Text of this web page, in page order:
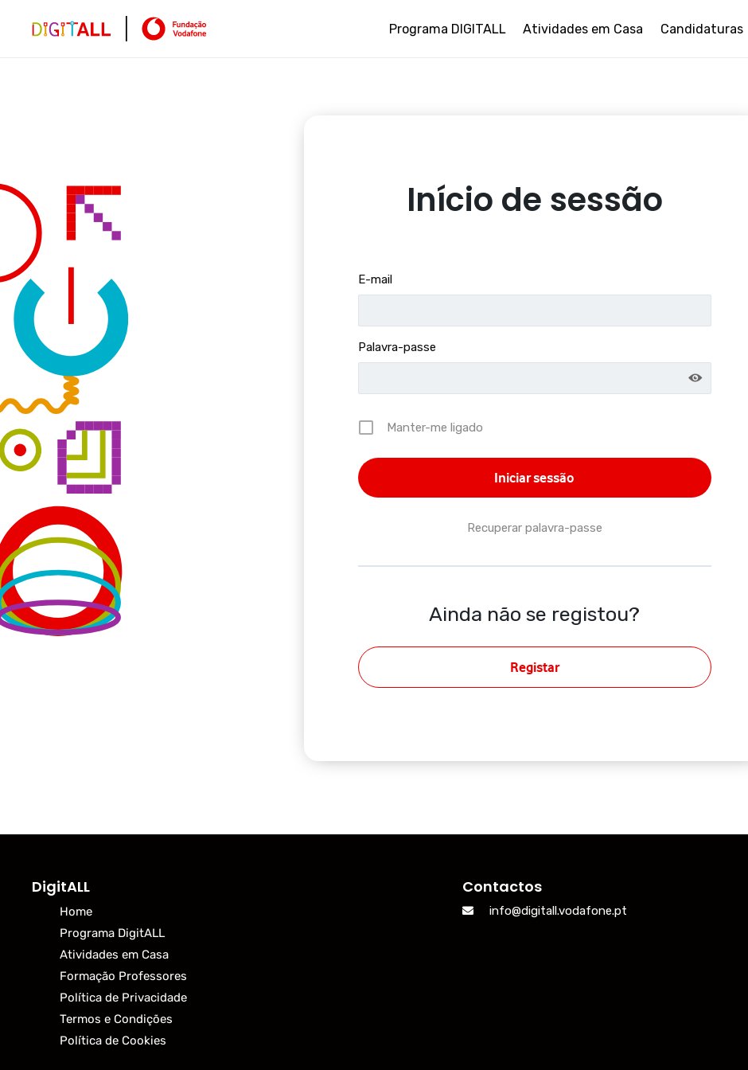
Programa DIGITALL Atividades em Casa Candidaturas
Início de sessão
E-mail
Palavra-passe
Manter-me ligado
Recuperar palavra-passe
Ainda não se registou?
Registar
DigitALL
Home
Programa DigitALL
Atividades em Casa
Formação Professores
Política de Privacidade
Termos e Condições
Política de Cookies
Contactos
info@digitall.vodafone.pt